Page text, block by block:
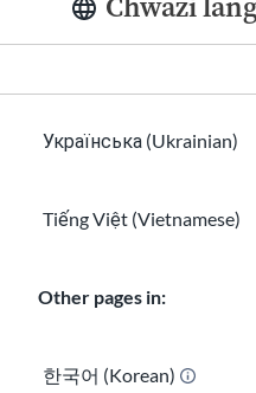
Українська (Ukrainian)
Tiếng Việt (Vietnamese)
Other pages in:
한국어 (Korean)
pasyan yo gen yon bon
yo santi yo alèz. Yo rele sa
pou travay ansanm
men jantiyès ak pasyan